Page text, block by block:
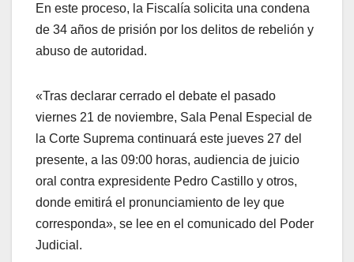
En este proceso, la Fiscalía solicita una condena
de 34 años de prisión por los delitos de rebelión y
abuso de autoridad.
«Tras declarar cerrado el debate el pasado
viernes 21 de noviembre, Sala Penal Especial de
la Corte Suprema continuará este jueves 27 del
presente, a las 09:00 horas, audiencia de juicio
oral contra expresidente Pedro Castillo y otros,
donde emitirá el pronunciamiento de ley que
corresponda», se lee en el comunicado del Poder
Judicial.